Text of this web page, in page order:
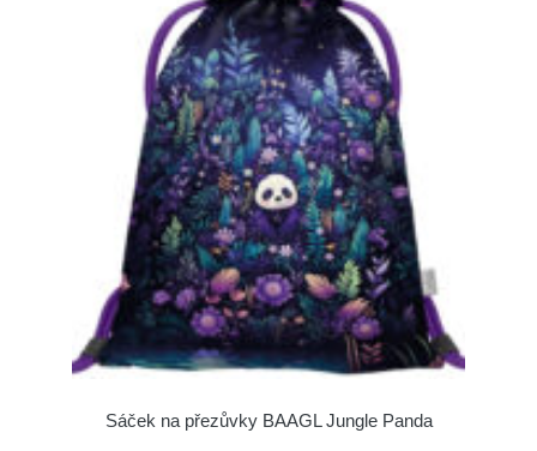
Sáček na přezůvky BAAGL Jungle Panda